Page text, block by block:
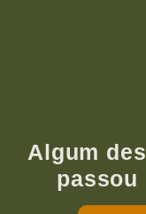
Algum
passou